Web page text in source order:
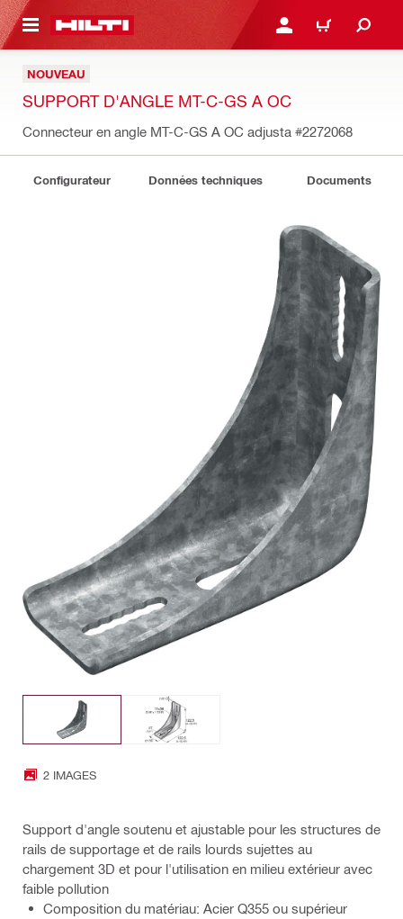
CONTENT CONNEXION OU
PANIER
NOUVEAU
SUPPORT D'ANGLE MT-C-GS A OC
Connecteur en angle MT-C-GS A OC adjusta #2272068
Configurateur Données techniques Documents
2 IMAGES
Support d'angle soutenu et ajustable pour les structures de
rails de supportage et de rails lourds sujettes au
chargement 3D et pour l'utilisation en milieu extérieur avec
faible pollution
Composition du matériau: Acier Q355 ou supérieur